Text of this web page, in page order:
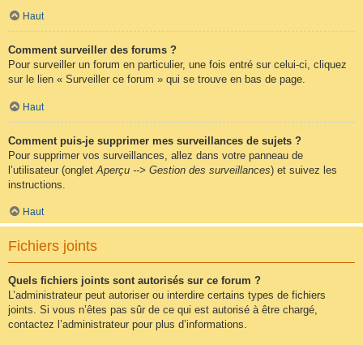
Haut
Comment surveiller des forums ?
Pour surveiller un forum en particulier, une fois entré sur celui-ci, cliquez
sur le lien « Surveiller ce forum » qui se trouve en bas de page.
Haut
Comment puis-je supprimer mes surveillances de sujets ?
Pour supprimer vos surveillances, allez dans votre panneau de
l’utilisateur (onglet Aperçu --> Gestion des surveillances) et suivez les
instructions.
Haut
Fichiers joints
Quels fichiers joints sont autorisés sur ce forum ?
L’administrateur peut autoriser ou interdire certains types de fichiers
joints. Si vous n’êtes pas sûr de ce qui est autorisé à être chargé,
contactez l’administrateur pour plus d’informations.